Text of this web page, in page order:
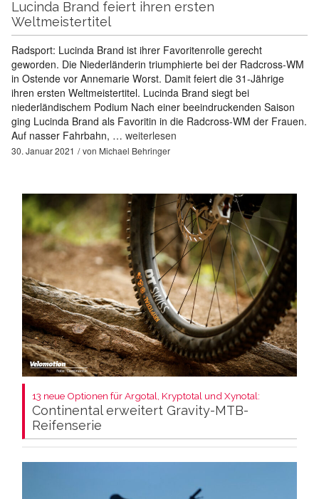
Lucinda Brand feiert ihren ersten
Weltmeistertitel
Radsport: Lucinda Brand ist ihrer Favoritenrolle gerecht
geworden. Die Niederländerin triumphierte bei der Radcross-WM
in Ostende vor Annemarie Worst. Damit feiert die 31-Jährige
ihren ersten Weltmeistertitel. Lucinda Brand siegt bei
niederländischem Podium Nach einer beeindruckenden Saison
ging Lucinda Brand als Favoritin in die Radcross-WM der Frauen.
Auf nasser Fahrbahn, … weiterlesen
30. Januar 2021 von Michael Behringer
13 neue Optionen für Argotal, Kryptotal und Xynotal:
Continental erweitert Gravity-MTB-
Reifenserie